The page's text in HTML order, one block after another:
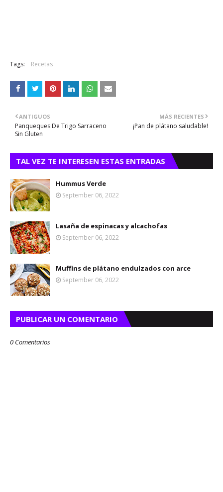
Tags: Recetas
MÁS RECIENTES
¡Pan de plátano saludable!
ANTIGUOS
Panqueques De Trigo Sarraceno
Sin Gluten
TAL VEZ TE INTERESEN ESTAS ENTRADAS
Hummus Verde
September 06, 2022
Lasaña de espinacas y alcachofas
September 06, 2022
Muffins de plátano endulzados con arce
September 06, 2022
PUBLICAR UN COMENTARIO
0 Comentarios